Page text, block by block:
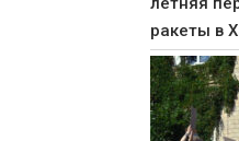
ракеты в